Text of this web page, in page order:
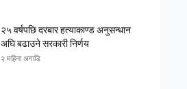
२५ वर्षपछि दरबार हत्याकाण्ड अनुसन्धान
अघि बढाउने सरकारी निर्णय
२ महिना अगाडि